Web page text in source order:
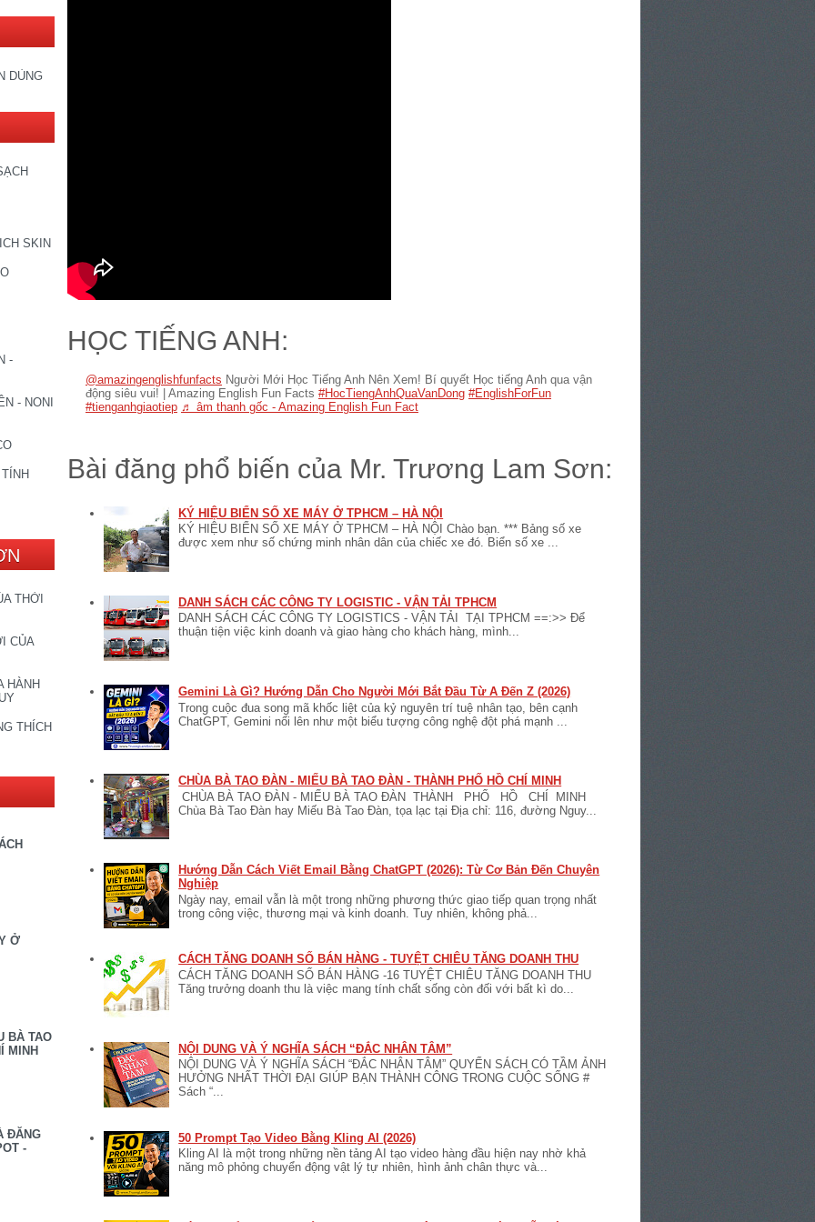
DÙNG
SKIN
-
- NONI
THỜI
CỦA
HÀNH
THÍCH
Ở
BÀ TAO
MINH
ĐĂNG
-
HỌC TIẾNG ANH:
@amazingenglishfunfacts Người Mới Học Tiếng Anh Nên Xem! Bí quyết Học tiếng Anh qua vận
động siêu vui! | Amazing English Fun Facts #HocTiengAnhQuaVanDong #EnglishForFun
#tienganhgiaotiep ♬ âm thanh gốc - Amazing English Fun Fact
Bài đăng phổ biến của Mr. Trương Lam Sơn:
KÝ HIỆU BIỂN SỐ XE MÁY Ở TPHCM – HÀ NỘI
KÝ HIỆU BIỂN SỐ XE MÁY Ở TPHCM – HÀ NỘI Chào bạn. *** Bảng số xe
được xem như số chứng minh nhân dân của chiếc xe đó. Biển số xe ...
DANH SÁCH CÁC CÔNG TY LOGISTIC - VẬN TẢI TPHCM
DANH SÁCH CÁC CÔNG TY LOGISTICS - VẬN TẢI TẠI TPHCM ==:>> Để
thuận tiện việc kinh doanh và giao hàng cho khách hàng, mình...
Gemini Là Gì? Hướng Dẫn Cho Người Mới Bắt Đầu Từ A Đến Z (2026)
Trong cuộc đua song mã khốc liệt của kỷ nguyên trí tuệ nhân tạo, bên cạnh
ChatGPT, Gemini nổi lên như một biểu tượng công nghệ đột phá mạnh ...
CHÙA BÀ TAO ĐÀN - MIẾU BÀ TAO ĐÀN - THÀNH PHỐ HỒ CHÍ MINH
CHÙA BÀ TAO ĐÀN - MIẾU BÀ TAO ĐÀN THÀNH PHỐ HỒ CHÍ MINH
Chùa Bà Tao Đàn hay Miếu Bà Tao Đàn, tọa lạc tại Địa chỉ: 116, đường Nguy...
Hướng Dẫn Cách Viết Email Bằng ChatGPT (2026): Từ Cơ Bản Đến Chuyên
Nghiệp
Ngày nay, email vẫn là một trong những phương thức giao tiếp quan trọng nhất
trong công việc, thương mại và kinh doanh. Tuy nhiên, không phả...
CÁCH TĂNG DOANH SỐ BÁN HÀNG - TUYỆT CHIÊU TĂNG DOANH THU
CÁCH TĂNG DOANH SỐ BÁN HÀNG -16 TUYỆT CHIÊU TĂNG DOANH THU
Tăng trưởng doanh thu là việc mang tính chất sống còn đối với bất kì do...
NỘI DUNG VÀ Ý NGHĨA SÁCH “ĐẮC NHÂN TÂM”
NỘI DUNG VÀ Ý NGHĨA SÁCH “ĐẮC NHÂN TÂM” QUYỂN SÁCH CÓ TẦM ẢNH
HƯỞNG NHẤT THỜI ĐẠI GIÚP BẠN THÀNH CÔNG TRONG CUỘC SỐNG #
Sách “...
50 Prompt Tạo Video Bằng Kling AI (2026)
Kling AI là một trong những nền tảng AI tạo video hàng đầu hiện nay nhờ khả
năng mô phỏng chuyển động vật lý tự nhiên, hình ảnh chân thực và...